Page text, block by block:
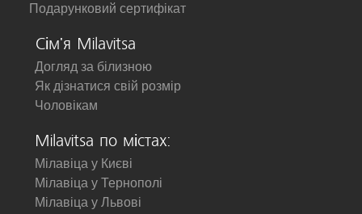
Подарунковий сертифікат
Сім'я Milavitsa
Догляд за білизною
Як дізнатися свій розмір
Чоловікам
Milavitsa по містах:
Мілавіца у Києві
Мілавіца у Тернополі
Мілавіца у Львові